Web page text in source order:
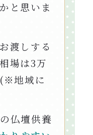
と思いま
渡しする
場は3万
地域に
仏壇供養